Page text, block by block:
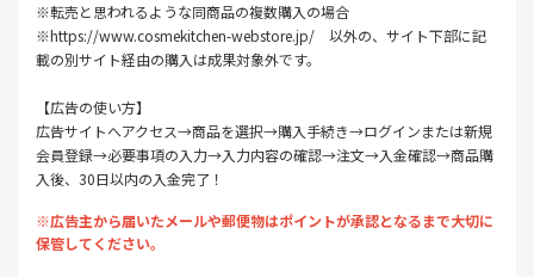
※転売と思われるような同商品の複数購入の場合
※https://www.cosmekitchen-webstore.jp/ 以外の、サイト下部に記
載の別サイト経由の購入は成果対象外です。
【広告の使い方】
広告サイトへアクセス→商品を選択→購入手続き→ログインまたは新規
会員登録→必要事項の入力→入力内容の確認→注文→入金確認→商品購
入後、30日以内の入金完了！
※広告主から届いたメールや郵便物はポイントが承認となるまで大切に
保管してください。